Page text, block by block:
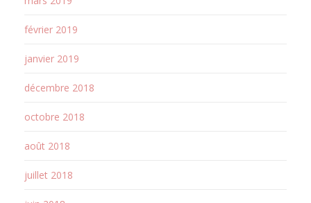
février 2019
janvier 2019
décembre 2018
octobre 2018
août 2018
juillet 2018